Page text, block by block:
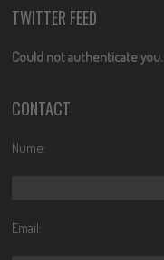
TWITTER FEED
Could not authenticate you.
CONTACT
Nume:
Email: